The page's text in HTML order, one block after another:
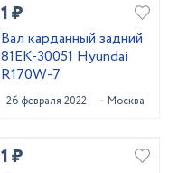
1 ₽
Вал карданный задний
81EK-30051 Hyundai
R170W-7
26 февраля 2022 Москва
1 ₽